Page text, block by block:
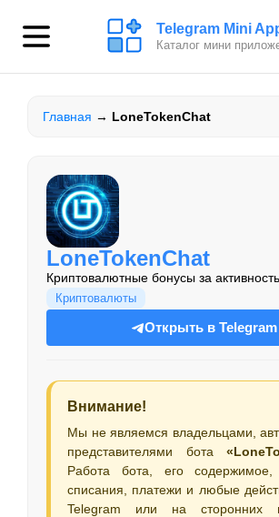
Telegram Mini
Каталог мини
Главная → LoneTokenChat
LoneTokenChat
Криптовалютные бонусы за
Криптовалюты
Открыть в Telegram
Внимание!
Мы не являемся владельцами,
представителями бота
Работа бота, его содержимое,
списания, платежи и любые
Telegram или на сторонних